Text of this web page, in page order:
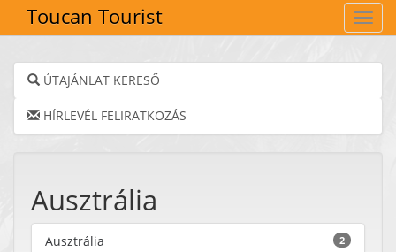
Toucan Tourist
ÚTAJÁNLAT KERESŐ
HÍRLEVÉL FELIRATKOZÁS
Ausztrália
2
Ausztrália